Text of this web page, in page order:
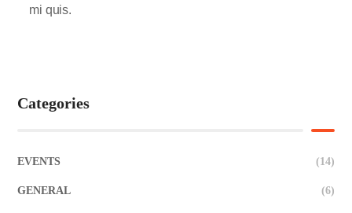
mi quis.
Categories
EVENTS (14)
GENERAL (6)